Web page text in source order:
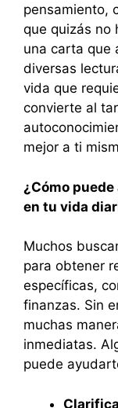
pensamiento,
que quizás no
una carta que
diversas
vida que
convierte al
mejor a ti
¿Cómo
en tu vida
Muchos
para obtener
específicas,
finanzas. Sin
muchas
inmediatas.
puede